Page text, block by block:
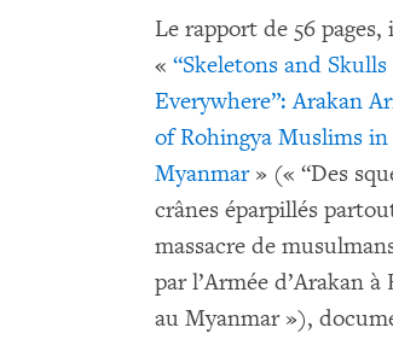
Le rapport de 56
« “Skeletons and
Everywhere”: Arakan
of Rohingya Muslims
Myanmar» (« “Des
crânes éparpillés
massacre de
par l’Armée d’Arakan
au Myanmar »),